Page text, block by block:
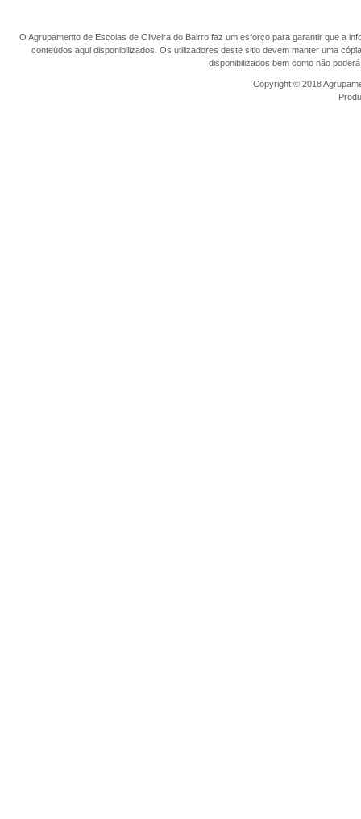
O Agrupamento de Escolas de Oliveira do Bairro faz um esforço para garantir que a
conteúdos aqui disponibilizados. Os utilizadores deste sitio devem manter uma
disponibilizados bem como não
Copyright © 2018